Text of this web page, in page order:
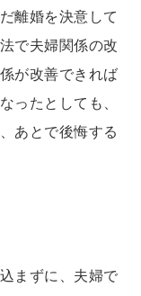
離婚を決意して
で夫婦関係の改
が改善できれば
ったとしても、
あとで後悔する
まずに、夫婦で